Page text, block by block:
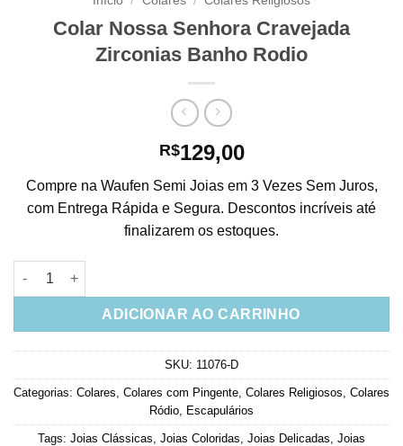
Colar Nossa Senhora Cravejada
Zirconias Banho Rodio
R$129,00
Compre na Waufen Semi Joias em 3 Vezes Sem Juros,
com Entrega Rápida e Segura. Descontos incríveis até
finalizarem os estoques.
Colar Nossa Senhora Cravejada Zirconias Banho Rodio
ADICIONAR AO CARRINHO
SKU: 11076-D
Categorias: Colares Colares com Pingente Colares Religiosos Colares
Ródio
Escapulários
Tags: Joias Clássicas Joias Coloridas Joias Delicadas Joias